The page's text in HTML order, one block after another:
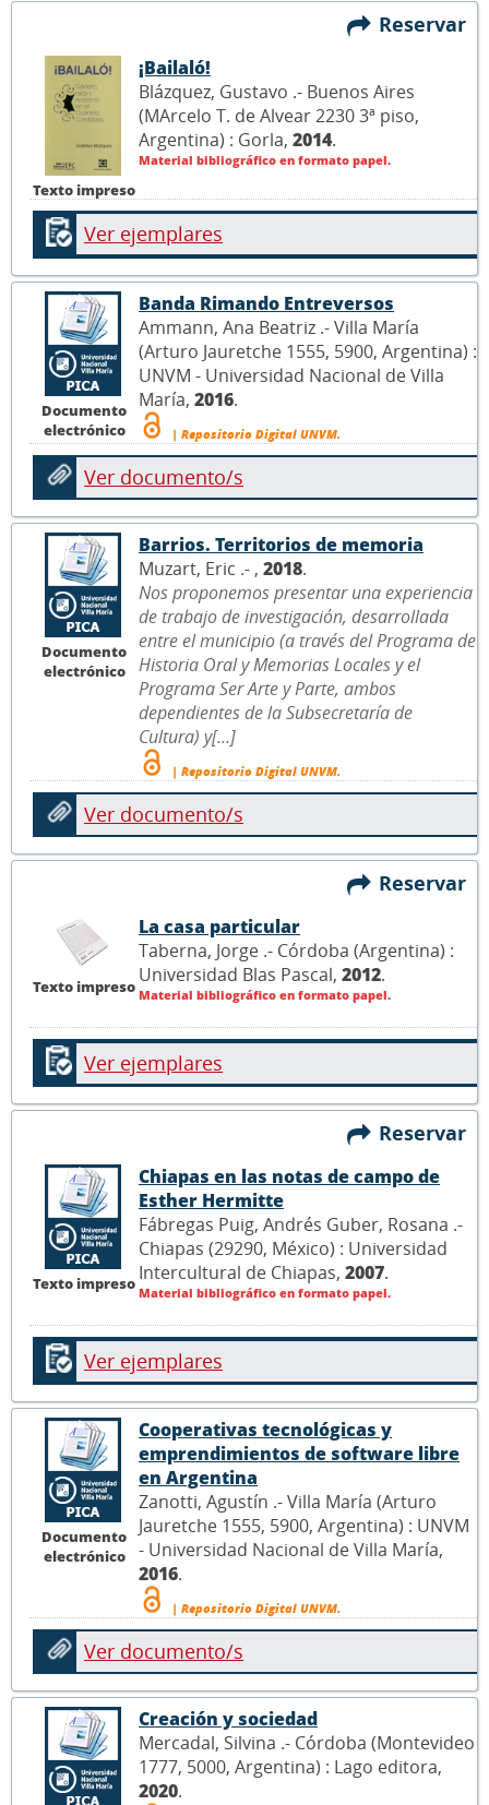
Reservar
Texto impreso
¡Bailaló!
Blázquez, Gustavo .- Buenos Aires
(MArcelo T. de Alvear 2230 3ª piso,
Argentina) : Gorla, 2014.
Material bibliográfico en formato papel.
Ver ejemplares
Documento
electrónico
Banda Rimando Entreversos
Ammann, Ana Beatriz .- Villa María
(Arturo Jauretche 1555, 5900, Argentina) :
UNVM - Universidad Nacional de Villa
María, 2016.
| Repositorio Digital UNVM.
Ver documento/s
Documento
electrónico
Barrios. Territorios de memoria
Muzart, Eric .- , 2018.
Nos proponemos presentar una experiencia
de trabajo de investigación, desarrollada
entre el municipio (a través del Programa de
Historia Oral y Memorias Locales y el
Programa Ser Arte y Parte, ambos
dependientes de la Subsecretaría de
Cultura) y[...]
| Repositorio Digital UNVM.
Ver documento/s
Reservar
Texto impreso
La casa particular
Taberna, Jorge .- Córdoba (Argentina) :
Universidad Blas Pascal, 2012.
Material bibliográfico en formato papel.
Ver ejemplares
Reservar
Texto impreso
Chiapas en las notas de campo de
Esther Hermitte
Fábregas Puig, Andrés Guber, Rosana .-
Chiapas (29290, México) : Universidad
Intercultural de Chiapas, 2007.
Material bibliográfico en formato papel.
Ver ejemplares
Documento
electrónico
Cooperativas tecnológicas y
emprendimientos de software libre
en Argentina
Zanotti, Agustín .- Villa María (Arturo
Jauretche 1555, 5900, Argentina) : UNVM
- Universidad Nacional de Villa María,
2016.
| Repositorio Digital UNVM.
Ver documento/s
Creación y sociedad
Mercadal, Silvina .- Córdoba (Montevideo
1777, 5000, Argentina) : Lago editora,
2020.